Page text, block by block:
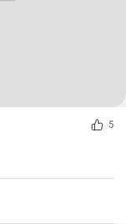
5